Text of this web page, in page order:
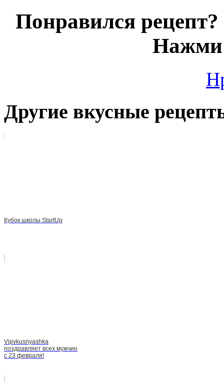
Понравился
Нажми
Другие вкусные
Кубок школы StartUp
Vipvkusnyashka
поздравляет всех мужчин
с 23 февраля!